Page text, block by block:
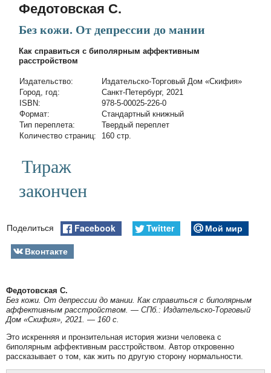
Федотовская C.
Без кожи. От депрессии до мании
Как справиться с биполярным аффективным
расстройством
Издательство:
Издательско-Торговый Дом «Скифия»
Город, год:
Санкт-Петербург, 2021
ISBN:
978-5-00025-226-0
Формат:
Стандартный книжный
Тип переплета:
Твердый переплет
Количество страниц:
160 стр.
Тираж
закончен
Поделиться Facebook Twitter
Мой мир
Вконтакте
Федотовская C.
Без кожи. От депрессии до мании. Как справиться с биполярным
аффективным расстройством. — СПб.: Издательско-Торговый
Дом «Скифия», 2021. — 160 с.
Это искренняя и пронзительная история жизни человека с
биполярным аффективным расстройством. Автор откровенно
рассказывает о том, как жить по другую сторону нормальности.